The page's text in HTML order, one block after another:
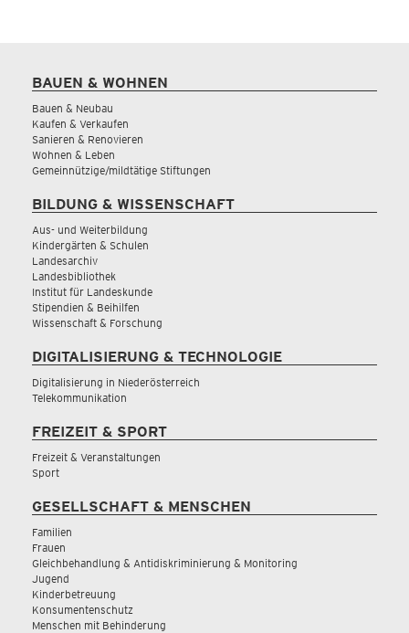
BAUEN & WOHNEN
Bauen & Neubau
Kaufen & Verkaufen
Sanieren & Renovieren
Wohnen & Leben
Gemeinnützige/mildtätige Stiftungen
BILDUNG & WISSENSCHAFT
Aus- und Weiterbildung
Kindergärten & Schulen
Landesarchiv
Landesbibliothek
Institut für Landeskunde
Stipendien & Beihilfen
Wissenschaft & Forschung
DIGITALISIERUNG & TECHNOLOGIE
Digitalisierung in Niederösterreich
Telekommunikation
FREIZEIT & SPORT
Freizeit & Veranstaltungen
Sport
GESELLSCHAFT & MENSCHEN
Familien
Frauen
Gleichbehandlung & Antidiskriminierung & Monitoring
Jugend
Kinderbetreuung
Konsumentenschutz
Menschen mit Behinderung